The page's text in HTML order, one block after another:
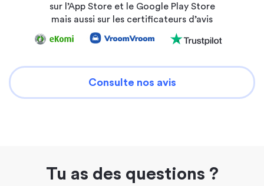
sur l’App Store et le Google Play Store
mais aussi sur les certificateurs d’avis
Consulte nos avis
Tu as des questions ?